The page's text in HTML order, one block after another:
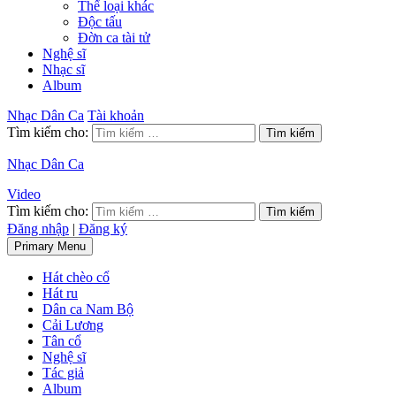
Thể loại khác
Độc tấu
Đờn ca tài tử
Nghệ sĩ
Nhạc sĩ
Album
Nhạc Dân Ca Tài khoản
Tìm kiếm cho:
Nhạc Dân Ca
Video
Tìm kiếm cho:
Đăng nhập | Đăng ký
Primary Menu
Hát chèo cổ
Hát ru
Dân ca Nam Bộ
Cải Lương
Tân cổ
Nghệ sĩ
Tác giả
Album